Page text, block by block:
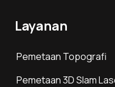
Layanan
Pemetaan Topografi
Pemetaan 3D Slam